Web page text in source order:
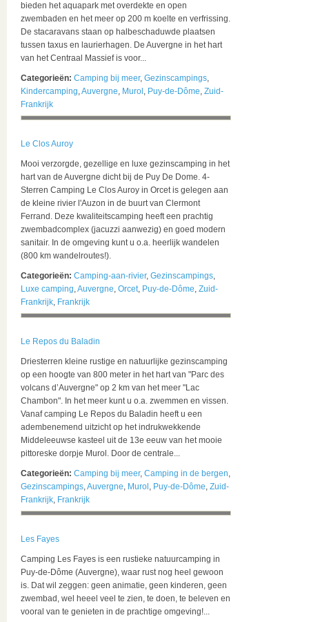
bieden het aquapark met overdekte en open
zwembaden en het meer op 200 m koelte en verfrissing.
De stacaravans staan op halbeschaduwde plaatsen
tussen taxus en laurierhagen. De Auvergne in het hart
van het Centraal Massief is voor...
Categorieën: Camping bij meer, Gezinscampings,
Kindercamping,Auvergne, Murol , Puy-de-Dôme, Zuid-
Frankrijk
Le Clos Auroy
Mooi verzorgde, gezellige en luxe gezinscamping in het
hart van de Auvergne dicht bij de Puy De Dome. 4-
Sterren Camping Le Clos Auroy in Orcet is gelegen aan
de kleine rivier l'Auzon in de buurt van Clermont
Ferrand. Deze kwaliteitscamping heeft een prachtig
zwembadcomplex (jacuzzi aanwezig) en goed modern
sanitair. In de omgeving kunt u o.a. heerlijk wandelen
(800 km wandelroutes!).
Categorieën: Camping-aan-rivier, Gezinscampings,
Luxe camping,Auvergne, Orcet, Puy-de-Dôme, Zuid-
Frankrijk, Frankrijk
Le Repos du Baladin
Driesterren kleine rustige en natuurlijke gezinscamping
op een hoogte van 800 meter in het hart van "Parc des
volcans d’Auvergne" op 2 km van het meer "Lac
Chambon". In het meer kunt u o.a. zwemmen en vissen.
Vanaf camping Le Repos du Baladin heeft u een
adembenemend uitzicht op het indrukwekkende
Middeleeuwse kasteel uit de 13e eeuw van het mooie
pittoreske dorpje Murol. Door de centrale...
Categorieën: Camping bij meer, Camping in de bergen,
Gezinscampings,Auvergne, Murol , Puy-de-Dôme, Zuid-
Frankrijk, Frankrijk
Les Fayes
Camping Les Fayes is een rustieke natuurcamping in
Puy-de-Dôme (Auvergne), waar rust nog heel gewoon
is. Dat wil zeggen: geen animatie, geen kinderen, geen
zwembad, wel heeel veel te zien, te doen, te beleven en
vooral van te genieten in de prachtige omgeving!...